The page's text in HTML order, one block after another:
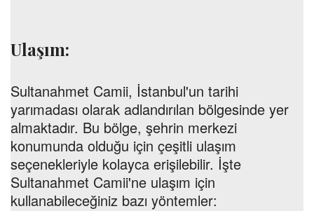
Ulaşım:
Sultanahmet Camii, İstanbul'un tarihi
yarımadası olarak adlandırılan bölgesinde yer
almaktadır. Bu bölge, şehrin merkezi
konumunda olduğu için çeşitli ulaşım
seçenekleriyle kolayca erişilebilir. İşte
Sultanahmet Camii'ne ulaşım için
kullanabileceğiniz bazı yöntemler: